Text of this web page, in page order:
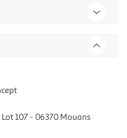
107 - 06370 Mouans